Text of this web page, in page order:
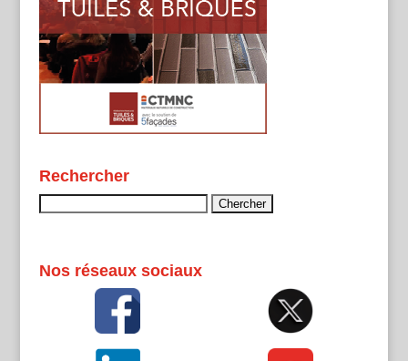
Rechercher
Nos réseaux sociaux